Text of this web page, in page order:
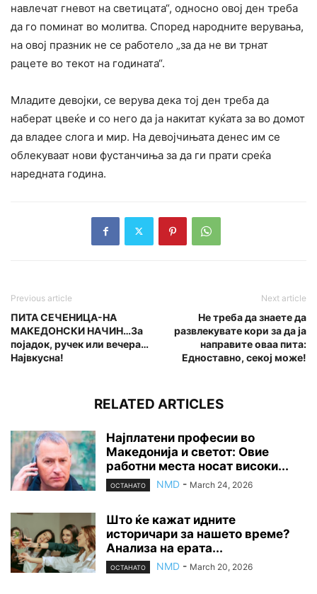
навлечат гневот на светицата“, односно овој ден треба
да го поминат во молитва. Според народните верувања,
на овој празник не се работело „за да не ви трнат
рацете во текот на годината“.
Младите девојки, се верува дека тој ден треба да
наберат цвеќе и со него да ја накитат куќата за во домот
да владее слога и мир. На девојчињата денес им се
облекуваат нови фустанчиња за да ги прати среќа
наредната година.
Previous article
ПИТА СЕЧЕНИЦА-НА
МАКЕДОНСКИ НАЧИН…За
појадок, ручек или вечера…
Највкусна!
Next article
Не треба да знаете да
развлекувате кори за да ја
направите оваа пита:
Едноставно, секој може!
RELATED ARTICLES
Најплатени професии во
Македонија и светот: Овие
работни места носат високи...
ОСТАНАТО NMD - March 24, 2026
Што ќе кажат идните
историчари за нашето време?
Анализа на ерата...
ОСТАНАТО NMD - March 20, 2026